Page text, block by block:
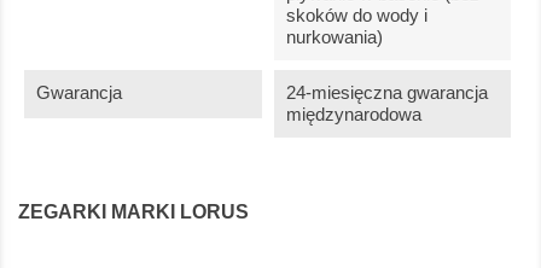
skoków do wody i
nurkowania)
Gwarancja
24-miesięczna gwarancja
międzynarodowa
ZEGARKI MARKI LORUS